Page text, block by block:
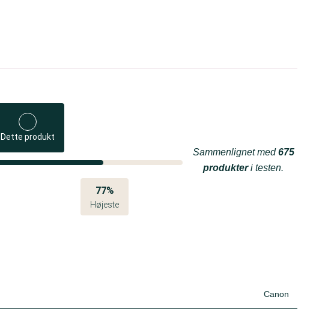
Dette produkt
77%
Højeste
Sammenlignet med675
produkteri testen.
Canon